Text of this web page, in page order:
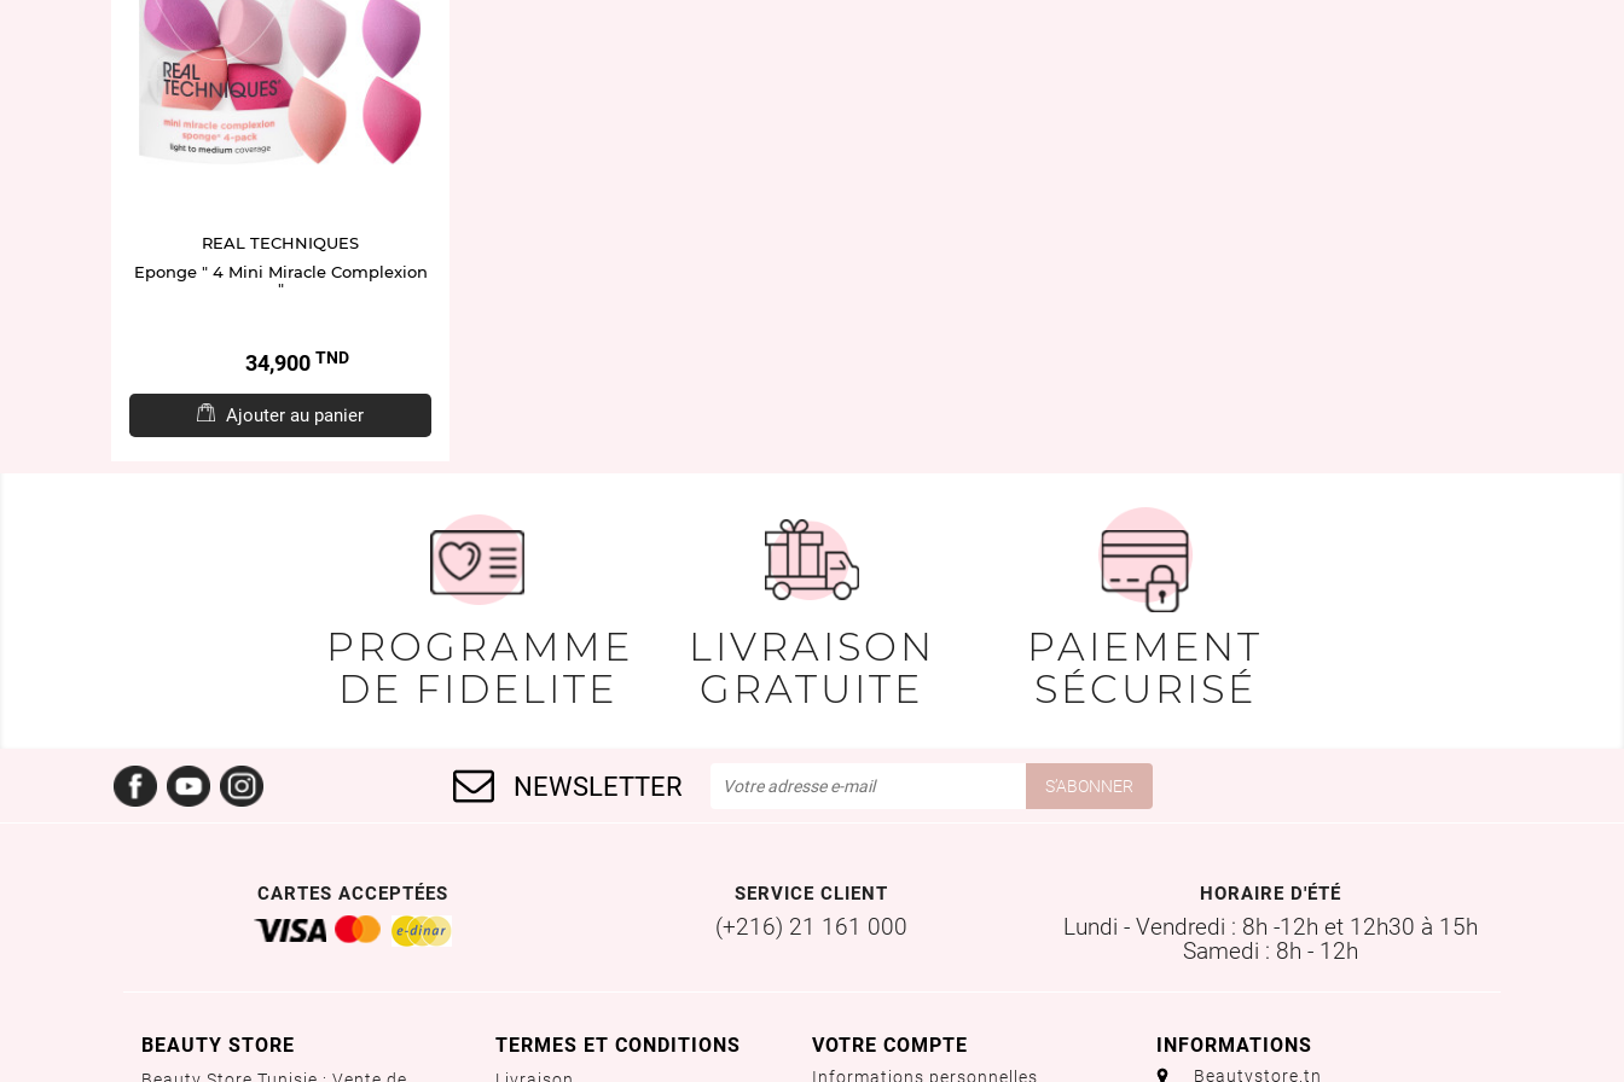
REAL TECHNIQUES
Eponge " 4 Mini Miracle Complexion
"
Prix34,900 TND
Ajouter au panier
PROGRAMME
DE FIDELITE
LIVRAISON
GRATUITE
PAIEMENT
SÉCURISÉ
NEWSLETTER
FacebookYouTube
CARTES ACCEPTÉES SERVICE CLIENT
(+216) 21 161 000
HORAIRE D'ÉTÉ
Lundi - Vendredi : 8h -12h et 12h30 à 15h
Samedi : 8h - 12h
BEAUTY STORE TERMES ET CONDITIONS VOTRE COMPTE
Informations personnelles
INFORMATIONS
aaa Beautystore.tn